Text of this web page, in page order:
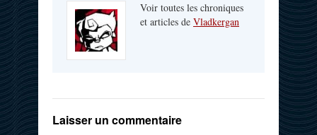
Voir toutes les chroniques
et articles de Vladkergan
Laisser un commentaire